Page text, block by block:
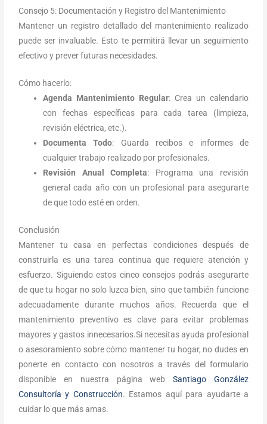
Consejo 5: Documentación y Registro del Mantenimiento
Mantener un registro detallado del mantenimiento realizado
puede ser invaluable. Esto te permitirá llevar un seguimiento
efectivo y prever futuras necesidades.
Cómo hacerlo:
Agenda Mantenimiento Regular: Crea un calendario
con fechas específicas para cada tarea (limpieza,
revisión eléctrica, etc.).
Documenta Todo: Guarda recibos e informes de
cualquier trabajo realizado por profesionales.
Revisión Anual Completa: Programa una revisión
general cada año con un profesional para asegurarte
de que todo esté en orden.
Conclusión
Mantener tu casa en perfectas condiciones después de
construirla es una tarea continua que requiere atención y
esfuerzo. Siguiendo estos cinco consejos podrás asegurarte
de que tu hogar no solo luzca bien, sino que también funcione
adecuadamente durante muchos años. Recuerda que el
mantenimiento preventivo es clave para evitar problemas
mayores y gastos innecesarios.Si necesitas ayuda profesional
o asesoramiento sobre cómo mantener tu hogar, no dudes en
ponerte en contacto con nosotros a través del formulario
disponible en nuestra página webSantiago González
Consultoría y Construcción. Estamos aquí para ayudarte a
cuidar lo que más amas.